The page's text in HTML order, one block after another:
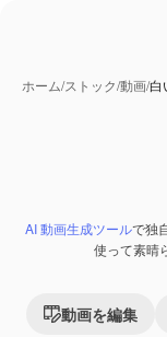
ホーム/ストック/動画/白
Premium
AI 動画生成ツールで独
使って素晴
動画を編集